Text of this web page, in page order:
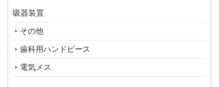
吸器装置
その他
歯科用ハンドピース
電気メス